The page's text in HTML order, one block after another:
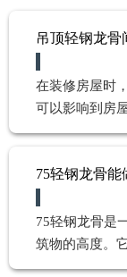
吊顶轻钢龙骨
在装修房屋时
可以影响到房
75轻钢龙骨能
75轻钢龙骨是
筑物的高度。